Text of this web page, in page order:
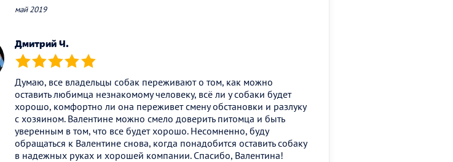
май 2019
Дмитрий Ч.
(*) (*) (*) (*) (*)
Думаю, все владельцы собак переживают о том, как можно
оставить любимца незнакомому человеку, всё ли у собаки будет
хорошо, комфортно ли она переживет смену обстановки и разлуку
с хозяином. Валентине можно смело доверить питомца и быть
уверенным в том, что все будет хорошо. Несомненно, буду
обращаться к Валентине снова, когда понадобится оставить собаку
в надежных руках и хорошей компании. Спасибо, Валентина!